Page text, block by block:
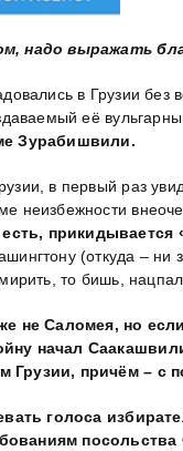
надо выражать
в Грузии без
её
Зурабишвили.
в первый раз
неизбежности
(откуда –
то бишь,
не Саломея, но
начал
Грузии, причём –
голоса